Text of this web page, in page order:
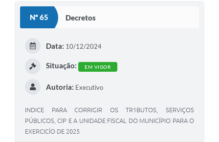
Nº 65 Decretos
Data: 10/12/2024
Situação: EM VIGOR
Autoria: Executivo
INDICE PARA CORRIGIR OS TR1BUTOS, SERVIÇOS
PÚBLICOS, CIP E A UNIDADE FISCAL DO MUNICÍPIO PARA O
EXERCICÍO DE 2025